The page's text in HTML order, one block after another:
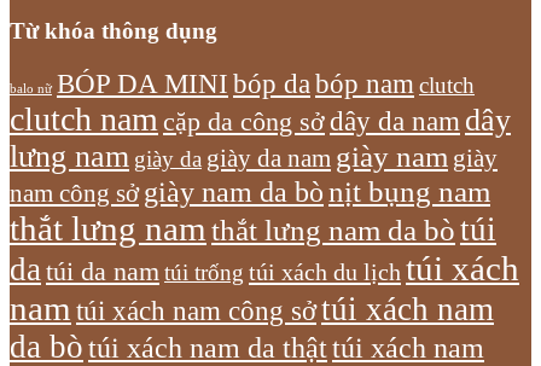
Từ khóa thông dụng
balo nữ BÓP DA MINI bóp dabóp nam clutch
clutch nam cặp da công sởdây da nam dây
lưng nam giày da giày da nam giày nam giày
nam công sở giày nam da bònịt bụng nam
thắt lưng nam thắt lưng nam da bòtúi
datúi da namtúi trống túi xách du lịch túi xách
nam túi xách nam công sởtúi xách nam
da bòtúi xách nam da thậttúi xách nam